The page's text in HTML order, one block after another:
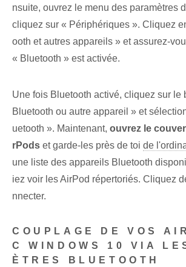
nsuite, ouvrez le menu des paramètres
cliquez sur « Périphériques ». Cliquez
ooth et autres appareils » et assurez-
« Bluetooth » est activée.
Une fois Bluetooth activé, cliquez sur le
Bluetooth ou autre appareil » et
uetooth ». Maintenant, ouvrez le
rPods⁤ et garde-les près de toi de
une liste des appareils Bluetooth
iez voir les AirPod répertoriés. Cliquez
nnecter.
COUPLAGE DE VOS
C WINDOWS 10 VIA
ÈTRES BLUETOOTH